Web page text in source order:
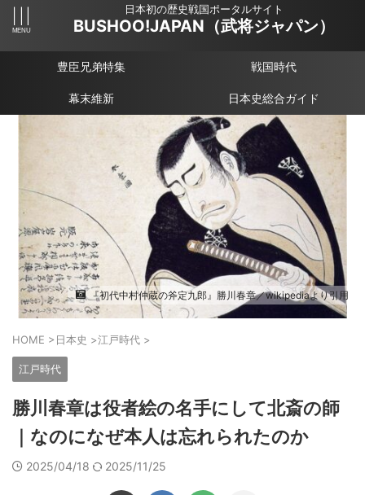
日本初の歴史戦国ポータルサイト
BUSHOO!JAPAN（武将ジャパン）
豊臣兄弟特集 戦国時代
幕末維新 日本史総合ガイド
『初代中村仲蔵の斧定九郎』勝川春章／wikipediaより引用
HOME >日本史 >江戸時代 >
江戸時代
勝川春章は役者絵の名手にして北斎の師
｜なのになぜ本人は忘れられたのか
2025/04/18 2025/11/25